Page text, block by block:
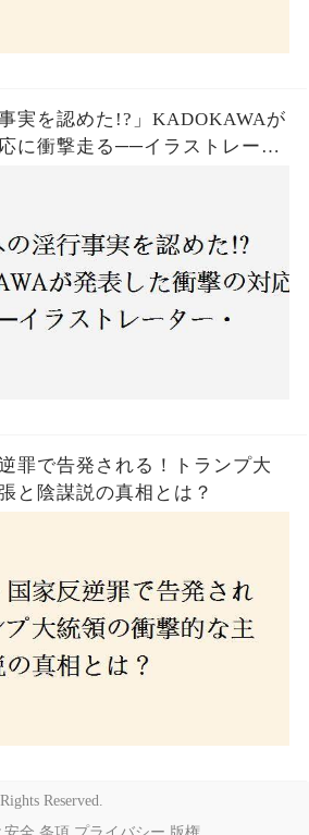
実を認めた!?」KADOKAWAが
に衝撃走る──イラストレータ
罪で告発される！トランプ大
と陰謀説の真相とは？
Reserved.